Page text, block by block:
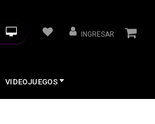
INGRESAR
VIDEOJUEGOS